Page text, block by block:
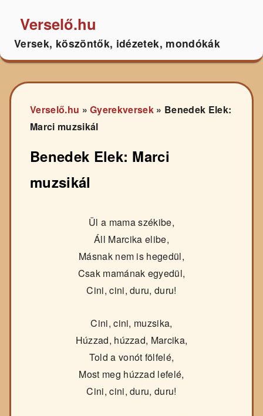
Verselő.hu
Versek, köszöntők, idézetek, mondókák
Verselő.hu »Gyerekversek » Benedek Elek:
Marci muzsikál
Benedek Elek: Marci
muzsikál
Ül a mama székibe,
Áll Marcika elibe,
Másnak nem is hegedül,
Csak mamának egyedül,
Cini, cini, duru, duru!
Cini, cini, muzsika,
Húzzad, húzzad, Marcika,
Told a vonót fölfelé,
Most meg húzzad lefelé,
Cini, cini, duru, duru!